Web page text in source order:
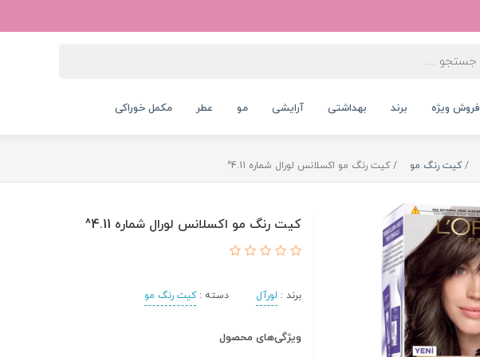
فروش ویژه برند بهداشتی آرایشی مو عطر مکمل خوراکی
کیت رنگ مو کیت رنگ مو اکسلانس لورال شماره 4.11^
کیت رنگ مو اکسلانس لورال شماره 4.11^
برند : لورآل دسته :کیت رنگ مو
ویژگی‌های محصول